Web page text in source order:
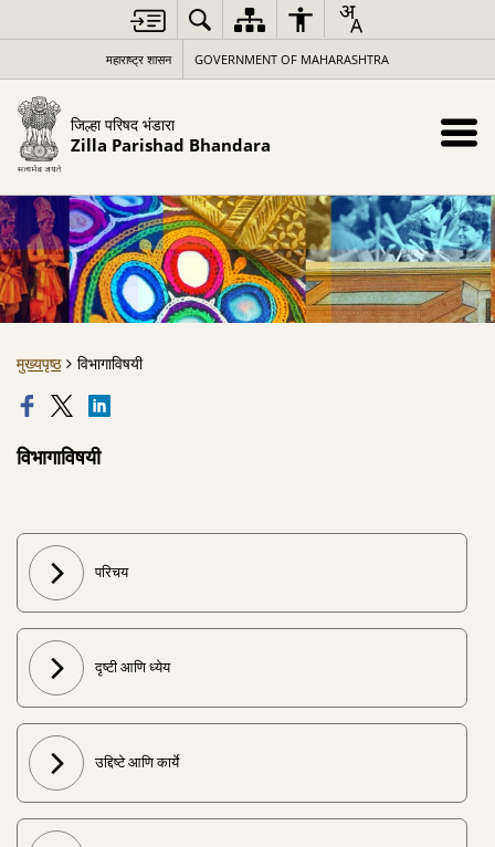
महाराष्ट्र शासन GOVERNMENT OF MAHARASHTRA
जिल्हा परिषद भंडारा
Zilla Parishad Bhandara
मुख्यपृष्ठ विभागाविषयी
विभागाविषयी
परिचय
दृष्टी आणि ध्येय
उद्दिष्टे आणि कार्ये